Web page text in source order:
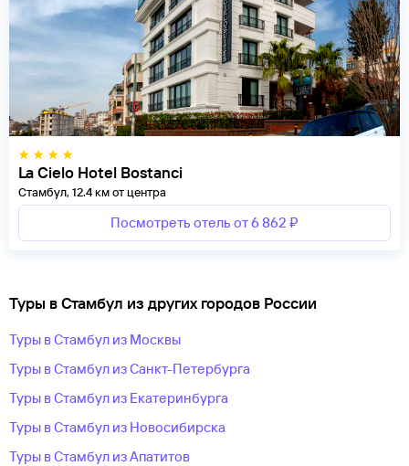
La Cielo Hotel Bostanci
Стамбул, 12.4 км от центра
Посмотреть отель от 6 862 ₽
Туры в Стамбул из других городов России
Туры в Стамбул из Москвы
Туры в Стамбул из Санкт-Петербурга
Туры в Стамбул из Екатеринбурга
Туры в Стамбул из Новосибирска
Туры в Стамбул из Апатитов